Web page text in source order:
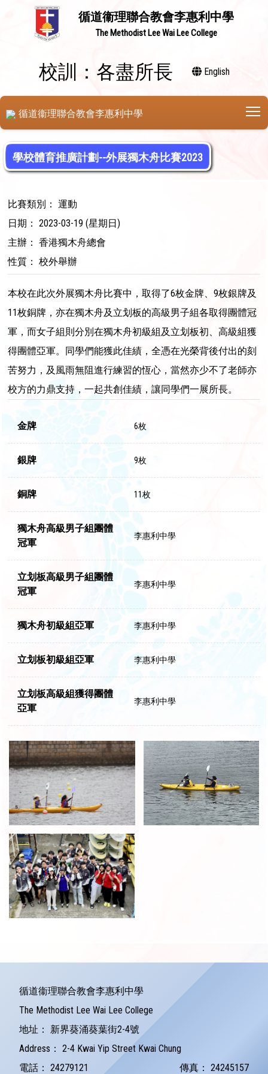
循道衞理聯合教會李惠利中學
The Methodist Lee Wai Lee College
校訓：各盡所長 English
循道衞理聯合教會李惠利中學
學校體育推廣計劃--外展獨木舟比賽2023
比賽類別： 運動
日期： 2023-03-19 (星期日)
主辦： 香港獨木舟總會
性質： 校外舉辦
本校在此次外展獨木舟比賽中，取得了6枚金牌、9枚銀牌及
11枚銅牌，亦在獨木舟及立划板的高級男子組各取得團體冠
軍，而女子組則分別在獨木舟初級組及立划板初、高級組獲
得團體亞軍。同學們能獲此佳績，全憑在光榮背後付出的刻
苦努力，及風雨無阻進行練習的恆心，當然亦少不了老師亦
校方的力鼎支持，一起共創佳績，讓同學們一展所長。
金牌 6枚
銀牌 9枚
銅牌 11枚
獨木舟高級男子組團體
冠軍
李惠利中學
立划板高級男子組團體
冠軍
李惠利中學
獨木舟初級組亞軍 李惠利中學
立划板初級組亞軍 李惠利中學
立划板高級組獲得團體
亞軍
李惠利中學
循道衞理聯合教會李惠利中學
The Methodist Lee Wai Lee College
地址：
新界葵涌葵葉街2-4號
Address： 2-4 Kwai Yip Street Kwai Chung
電話： 24279121 傳真： 24245157